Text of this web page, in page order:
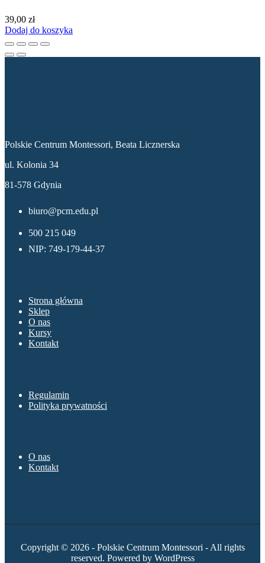
39,00 zł
Dodaj do koszyka
Polskie Centrum Montessori, Beata Licznerska
ul. Kolonia 34
81-578 Gdynia
biuro@pcm.edu.pl
500 215 049
NIP: 749-179-44-37
Strona główna
Sklep
O nas
Kursy
Kontakt
Regulamin
Polityka prywatności
O nas
Kontakt
Copyright © 2026 - Polskie Centrum Montessori - All rights
reserved. Powered by WordPress